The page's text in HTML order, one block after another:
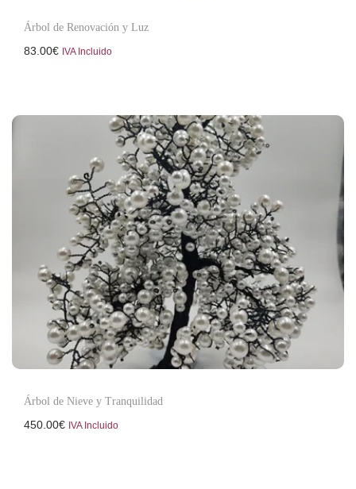
Árbol de Renovación y Luz
83.00€ IVA Incluido
Árbol de Nieve y Tranquilidad
450.00€ IVA Incluido